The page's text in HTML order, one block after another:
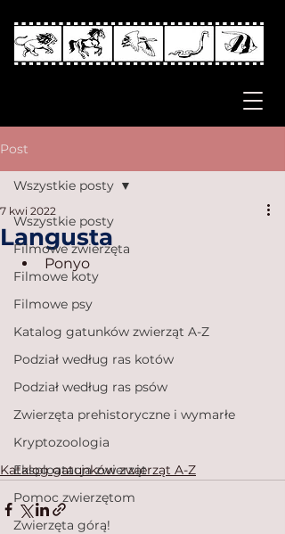
Post
Wszystkie posty
Filmowe zwierzęta
Filmowe koty
Filmowe psy
Katalog gatunków zwierząt A-Z
Podział według ras kotów
Podział według ras psów
Zwierzęta prehistoryczne i wymarłe
Kryptozoologia
Eksploatacja zwierząt
Pomoc zwierzętom
Zwierzęta górą!
Wszystkie posty
Langusta
7 kwi 2022
Ponyo
Katalog gatunków zwierząt A-Z